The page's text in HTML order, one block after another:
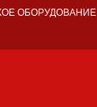
ОБОРУДОВАНИЕ